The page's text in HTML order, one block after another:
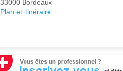
33000 Bordeaux
Plan et itinéraire